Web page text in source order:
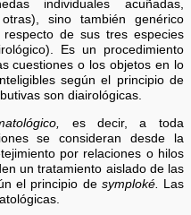
individuales acuñadas,
sino también genérico
respecto de sus tres especies
Es un procedimiento
cuestiones o los objetos en lo
según el principio de
son diairológicas.
es decir, a toda
se consideran desde la
por relaciones o hilos
un tratamiento aislado de las
el principio de symploké.
Las